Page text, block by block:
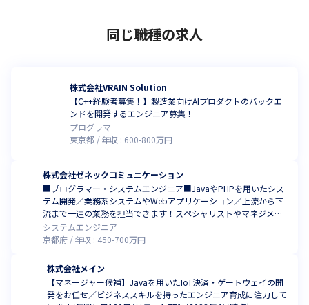
同じ職種の求人
株式会社VRAIN Solution
【C++経験者募集！】製造業向けAIプロダクトのバックエ
ンドを開発するエンジニア募集！
プログラマ
東京都
年収 : 600-800万円
株式会社ゼネックコミュニケーション
■プログラマー・システムエンジニア■JavaやPHPを用いたシス
テム開発／業務系システムやWebアプリケーション／上流から下
流まで一連の業務を担当できます！スペシャリストやマネジメン
トのキャリア形成可能
システムエンジニア
京都府
年収 : 450-700万円
株式会社メイン
【マネージャー候補】Javaを用いたIoT決済・ゲートウェイの開
発をお任せ／ビジネススキルを持ったエンジニア育成に注力して